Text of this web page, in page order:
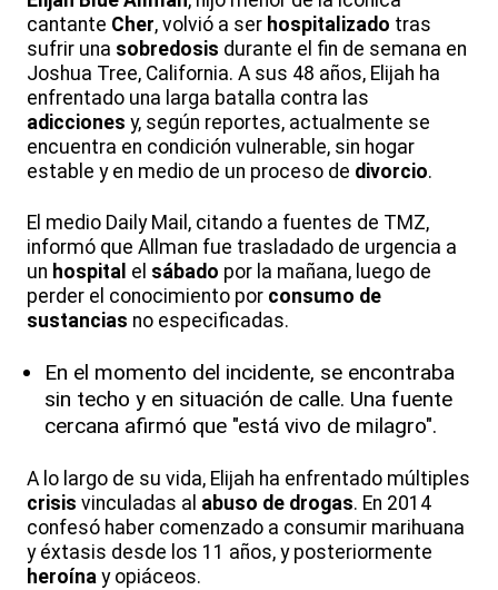
cantante Cher, volvió a ser hospitalizado tras
sufrir una sobredosis durante el fin de semana en
Joshua Tree, California. A sus 48 años, Elijah ha
enfrentado una larga batalla contra las
adicciones y, según reportes, actualmente se
encuentra en condición vulnerable, sin hogar
estable y en medio de un proceso de divorcio.
El medio Daily Mail, citando a fuentes de TMZ,
informó que Allman fue trasladado de urgencia a
un hospital el sábado por la mañana, luego de
perder el conocimiento por consumo de
sustancias no especificadas.
En el momento del incidente, se encontraba
sin techo y en situación de calle. Una fuente
cercana afirmó que "está vivo de milagro".
A lo largo de su vida, Elijah ha enfrentado múltiples
crisis vinculadas al abuso de drogas. En 2014
confesó haber comenzado a consumir marihuana
y éxtasis desde los 11 años, y posteriormente
heroína y opiáceos.